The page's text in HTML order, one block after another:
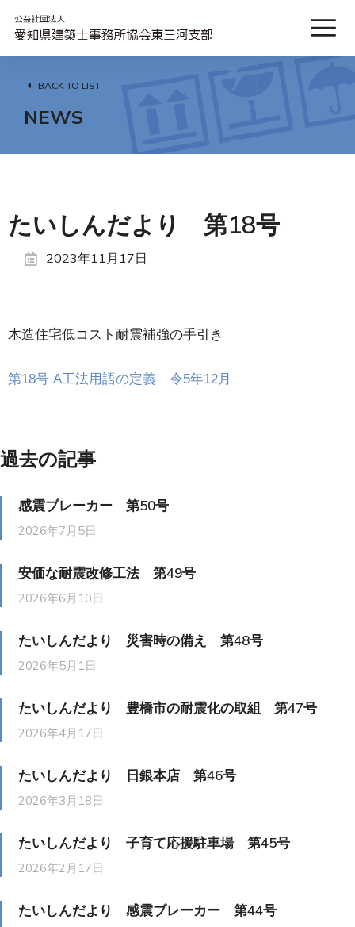
BACK TO LIST
NEWS
たいしんだより 第18号
2023年11月17日
木造住宅低コスト耐震補強の手引き
第18号 A工法用語の定義 令5年12月
過去の記事
感震ブレーカー 第50号
2026年7月5日
安価な耐震改修工法 第49号
2026年6月10日
たいしんだより 災害時の備え 第48号
2026年5月1日
たいしんだより 豊橋市の耐震化の取組 第47号
2026年4月17日
たいしんだより 日銀本店 第46号
2026年3月18日
たいしんだより 子育て応援駐車場 第45号
2026年2月17日
たいしんだより 感震ブレーカー 第44号